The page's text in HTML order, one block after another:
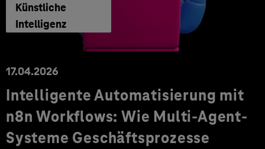
Künstliche
Intelligenz
17.04.2026
Intelligente Automatisierung mit
n8n Workflows: Wie Multi-Agent-
Systeme Geschäftsprozesse